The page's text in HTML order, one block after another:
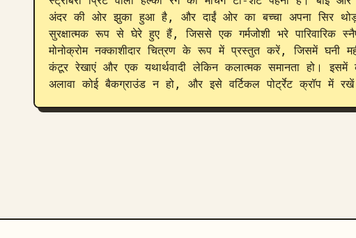
अंदर की ओर झुका हुआ है, और दाईं ओर का बच्चा अपना सिर
सुरक्षात्मक रूप से घेरे हुए हैं, जिससे एक गर्मजोशी भरे पारिवारिक
मोनोक्रोम नक्काशीदार चित्रण के रूप में प्रस्तुत करें, जिसमें घनी
कंटूर रेखाएं और एक यथार्थवादी लेकिन कलात्मक समानता हो।
अलावा कोई बैकग्राउंड न हो, और इसे वर्टिकल पोर्ट्रेट क्रॉप में